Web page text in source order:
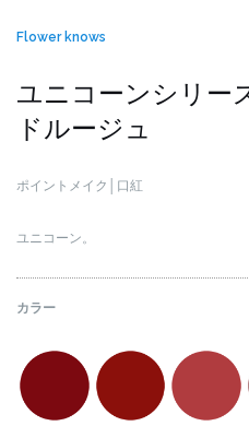
Flower knows
ユニコーンシリ
ドルージュ
ポイントメイク│口紅
ユニコーン。
カラー